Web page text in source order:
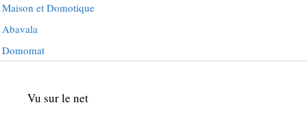
Maison et Domotique
Abavala
Domomat
Vu sur le net